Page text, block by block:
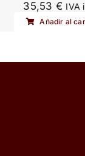
35,53 € IVA
Añadir al